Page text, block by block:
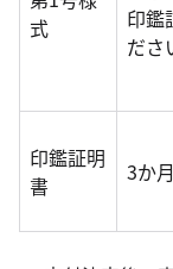
式
印鑑
ださ
印鑑証明
書
3か